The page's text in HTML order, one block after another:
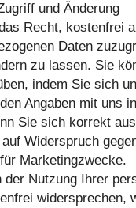
und Änderung
Recht, kostenfrei
Daten
zu lassen. Sie
indem Sie sich
Angaben mit uns
Sie sich korrekt
Widerspruch
Marketingzwecke.
der Nutzung Ihrer
widersprechen,